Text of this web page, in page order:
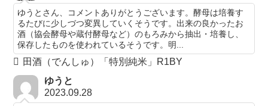
ゆうとさん、コメントありがとうございます。酵母は培養す
るたびに少しづつ変異していくそうです。出来の良かったお
酒（協会酵母や蔵付酵母など）のもろみから抽出・培養し、
保存したものを使われているそうです。明...
田酒（でんしゅ）「特別純米」R1BY
ゆうと
2023.09.28